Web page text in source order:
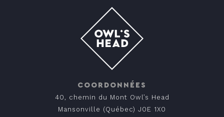
COORDONNÉES
40, chemin du Mont Owl’s Head
Mansonville (Québec) J0E 1X0